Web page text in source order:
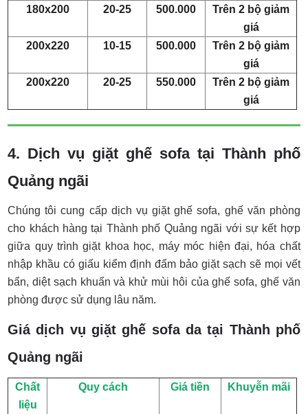
180x200
20-25 500.000
Trên 2 bộ giảm
giá
200x220
10-15 500.000
Trên 2 bộ giảm
giá
200x220
20-25 550.000
Trên 2 bộ giảm
giá
4. Dịch vụ giặt ghế sofa tại Thành phố
Quảng ngãi
Chúng tôi cung cấp dịch vụ giặt ghế sofa, ghế văn phòng
cho khách hàng tại Thành phố Quảng ngãi với sự kết hợp
giữa quy trình giặt khoa học, máy móc hiện đại, hóa chất
nhập khầu có giấu kiểm định đẩm bảo giặt sạch sẽ mọi vết
bẩn, diệt sạch khuẩn và khử mùi hôi của ghế sofa, ghế văn
phòng được sử dụng lâu năm.
Giá dịch vụ giặt ghế sofa da tại Thành phố
Quảng ngãi
Chất
liệu
Quy cách Giá tiền Khuyễn mãi